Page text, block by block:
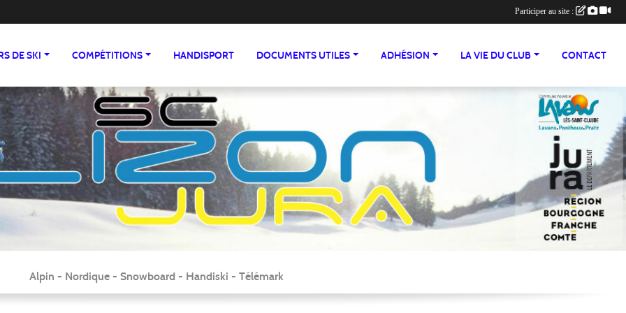
DE SKI COMPÉTITIONS HANDISPORT DOCUMENTS UTILES ADHÉSION LA VIE DU CLUB CONTACT
Alpin - Nordique - Snowboard - Handiski - Télémark
Participer au site :